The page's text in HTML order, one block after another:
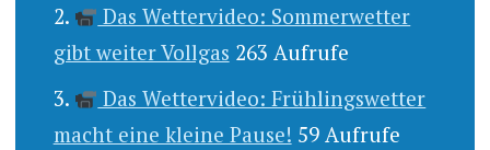
Das Wettervideo: Sommerwetter
gibt weiter Vollgas 263 Aufrufe
Das Wettervideo: Frühlingswetter
macht eine kleine Pause! 59 Aufrufe